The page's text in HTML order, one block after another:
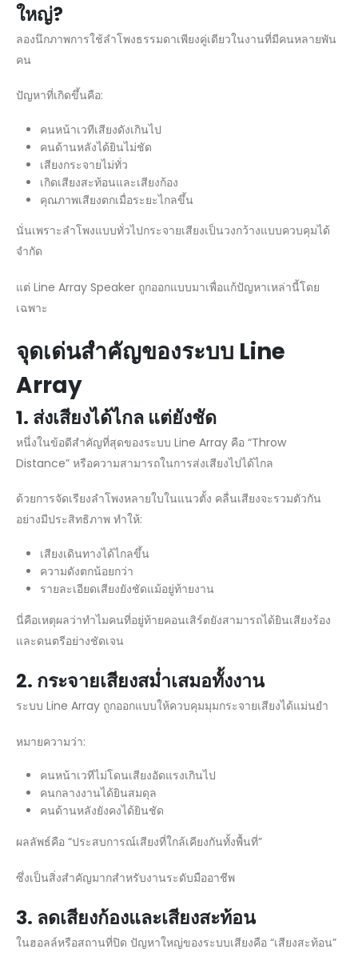
ใหญ่?
ลองนึกภาพการใช้ลำโพงธรรมดาเพียงคู่เดียวในงานที่มีคนหลายพัน
คน
ปัญหาที่เกิดขึ้นคือ:
คนหน้าเวทีเสียงดังเกินไป
คนด้านหลังได้ยินไม่ชัด
เสียงกระจายไม่ทั่ว
เกิดเสียงสะท้อนและเสียงก้อง
คุณภาพเสียงตกเมื่อระยะไกลขึ้น
นั่นเพราะลำโพงแบบทั่วไปกระจายเสียงเป็นวงกว้างแบบควบคุมได้
จำกัด
แต่ Line Array Speaker ถูกออกแบบมาเพื่อแก้ปัญหาเหล่านี้โดย
เฉพาะ
จุดเด่นสำคัญของระบบ Line
Array
1. ส่งเสียงได้ไกล แต่ยังชัด
หนึ่งในข้อดีสำคัญที่สุดของระบบ Line Array คือ “Throw
Distance” หรือความสามารถในการส่งเสียงไปได้ไกล
ด้วยการจัดเรียงลำโพงหลายใบในแนวตั้ง คลื่นเสียงจะรวมตัวกัน
อย่างมีประสิทธิภาพ ทำให้:
เสียงเดินทางได้ไกลขึ้น
ความดังตกน้อยกว่า
รายละเอียดเสียงยังชัดแม้อยู่ท้ายงาน
นี่คือเหตุผลว่าทำไมคนที่อยู่ท้ายคอนเสิร์ตยังสามารถได้ยินเสียงร้อง
และดนตรีอย่างชัดเจน
2. กระจายเสียงสม่ำเสมอทั้งงาน
ระบบ Line Array ถูกออกแบบให้ควบคุมมุมกระจายเสียงได้แม่นยำ
หมายความว่า:
คนหน้าเวทีไม่โดนเสียงอัดแรงเกินไป
คนกลางงานได้ยินสมดุล
คนด้านหลังยังคงได้ยินชัด
ผลลัพธ์คือ “ประสบการณ์เสียงที่ใกล้เคียงกันทั้งพื้นที่”
ซึ่งเป็นสิ่งสำคัญมากสำหรับงานระดับมืออาชีพ
3. ลดเสียงก้องและเสียงสะท้อน
ในฮอลล์หรือสถานที่ปิด ปัญหาใหญ่ของระบบเสียงคือ “เสียงสะท้อน”